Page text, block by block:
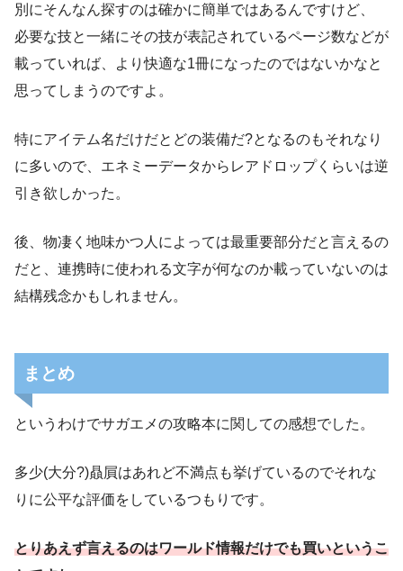
別にそんなん探すのは確かに簡単ではあるんですけど、
必要な技と一緒にその技が表記されているページ数などが
載っていれば、より快適な1冊になったのではないかなと
思ってしまうのですよ。
特にアイテム名だけだとどの装備だ?となるのもそれなり
に多いので、エネミーデータからレアドロップくらいは逆
引き欲しかった。
後、物凄く地味かつ人によっては最重要部分だと言えるの
だと、連携時に使われる文字が何なのか載っていないのは
結構残念かもしれません。
まとめ
というわけでサガエメの攻略本に関しての感想でした。
多少(大分?)贔屓はあれど不満点も挙げているのでそれな
りに公平な評価をしているつもりです。
とりあえず言えるのはワールド情報だけでも買いというこ